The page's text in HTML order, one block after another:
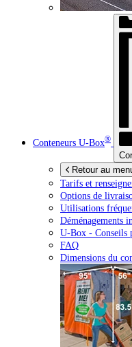
Conteneurs U-Box®
Retour au
Tarifs et
Options de
Utilisations
Déménagements
U-Box - Conseils
FAQ
Dimensions du